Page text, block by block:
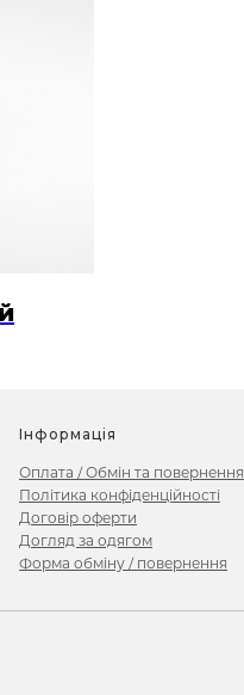
Інформація
Оплата / Обмін та повернення
Політика конфіденційності
Договір оферти
Догляд за одягом
Форма обміну / повернення